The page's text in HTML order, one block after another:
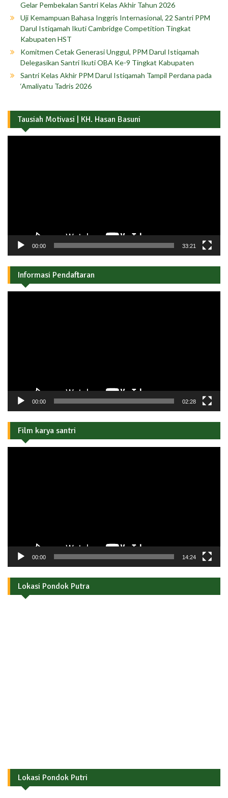
Gelar Pembekalan Santri Kelas Akhir Tahun 2026
Uji Kemampuan Bahasa Inggris Internasional, 22 Santri PPM
Darul Istiqamah Ikuti Cambridge Competition Tingkat
Kabupaten HST
Komitmen Cetak Generasi Unggul, PPM Darul Istiqamah
Delegasikan Santri Ikuti OBA Ke-9 Tingkat Kabupaten
Santri Kelas Akhir PPM Darul Istiqamah Tampil Perdana pada
‘Amaliyatu Tadris 2026
Tausiah Motivasi | KH. Hasan Basuni
00:00 33:21
Informasi Pendaftaran
00:00 02:28
Film karya santri
00:00 14:24
Lokasi Pondok Putra
Lokasi Pondok Putri